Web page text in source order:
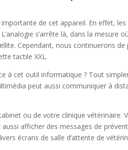
de cet appareil. En effet,
s’arrête là, dans la mesure
Cependant, nous continuerons de
tactile XXL.
à cet outil informatique ? Tout
peut aussi communiquer à
ou de votre clinique
afficher des messages de
écrans de salle d’attente de